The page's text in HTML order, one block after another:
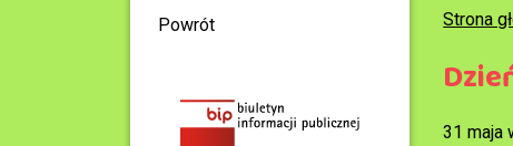
Strona
31 maja
Powrót